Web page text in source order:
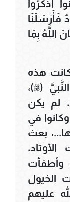
اذْكُرُوا
فَأَرْسَلْنَا
اللَّهُ بِمَا
هذه
(ﷺ)،
لم يكن
في
بعث
وأطفأت
الخيول
عليهم